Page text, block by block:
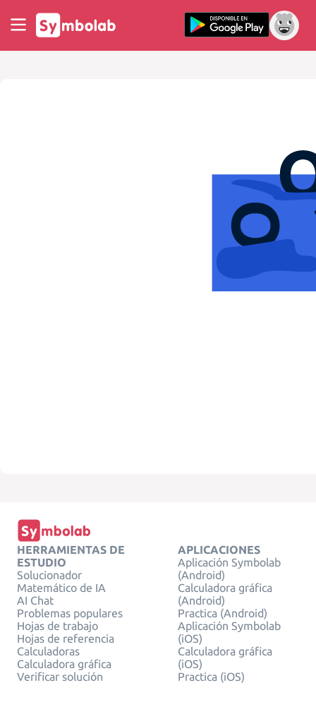
HERRAMIENTAS DE
ESTUDIO
Solucionador
Matemático de IA
AI Chat
Problemas populares
Hojas de trabajo
Hojas de referencia
Calculadoras
Calculadora gráfica
Verificar solución
APLICACIONES
Aplicación Symbolab
(Android)
Calculadora gráfica
(Android)
Practica (Android)
Aplicación Symbolab
(iOS)
Calculadora gráfica
(iOS)
Practica (iOS)